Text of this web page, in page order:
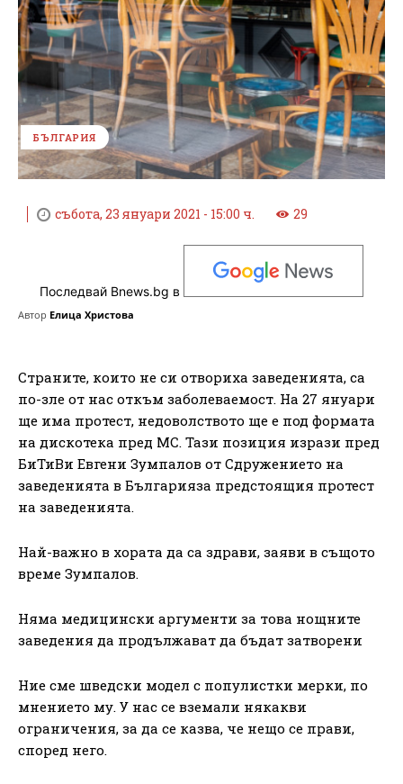
БЪЛГАРИЯ
събота, 23 януари 2021 - 15:00 ч. 29
Последвай Bnews.bg в
Автор Елица Христова
Страните, които не си отвориха заведенията, са
по-зле от нас откъм заболеваемост. На 27 януари
ще има протест, недоволството ще е под формата
на дискотека пред МС. Тази позиция изрази пред
БиТиВи Евгени Зумпалов от Сдружението на
заведенията в Българияза предстоящия протест
на заведенията.
Най-важно в хората да са здрави, заяви в същото
време Зумпалов.
Няма медицински аргументи за това нощните
заведения да продължават да бъдат затворени
Ние сме шведски модел с популистки мерки, по
мнението му. У нас се вземали някакви
ограничения, за да се казва, че нещо се прави,
според него.